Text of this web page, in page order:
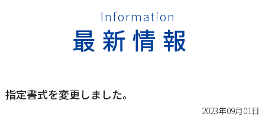
Information
最新情報
指定書式を変更しました。
2023年09月01日